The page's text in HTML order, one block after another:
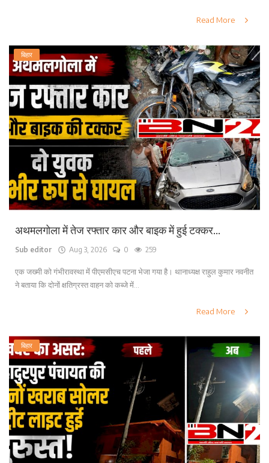
Read More
बिहार
अथमलगोला में तेज रफ्तार कार और बाइक में हुई टक्कर...
Sub editor Aug 3, 2026 0 259
एक जख्मी को गंभीरावस्था में पीएमसीएच पटना भेजा गया है। थानाध्यक्ष राहुल कुमार नवनीत
ने बताया कि दोनों क्षतिग्रस्त वाहन को कब्जे में...
Read More
बिहार